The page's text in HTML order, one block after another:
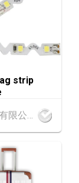
覽會 (202
︰AI「資」
】資助驅
心)
議展覽中
strip